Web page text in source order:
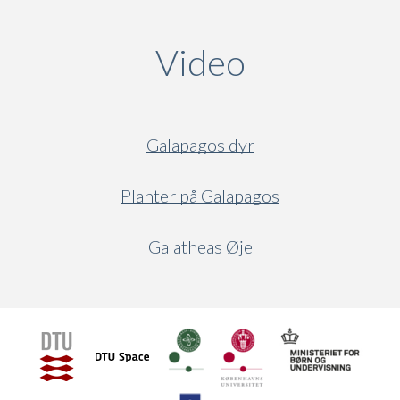
Video
Galapagos dyr
Planter på Galapagos
Galatheas Øje